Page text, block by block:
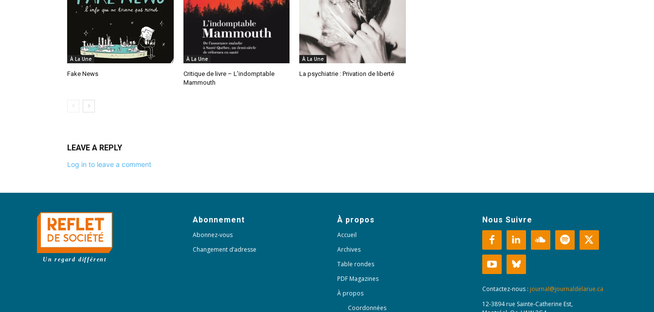
À La Une
Fake News
À La Une
Critique de livre – L’indomptable
Mammouth
À La Une
La psychiatrie : Privation de liberté
LEAVE A REPLY
Log in to leave a comment
Un regard différent
Abonnement
Abonnez-vous
Changement d’adresse
À propos
Accueil
Archives
Table rondes
PDF Magazines
À propos
Coordonnées
Nous Suivre
Contactez-nous : journal@journaldelarue.ca
12-3894 rue Sainte-Catherine Est,